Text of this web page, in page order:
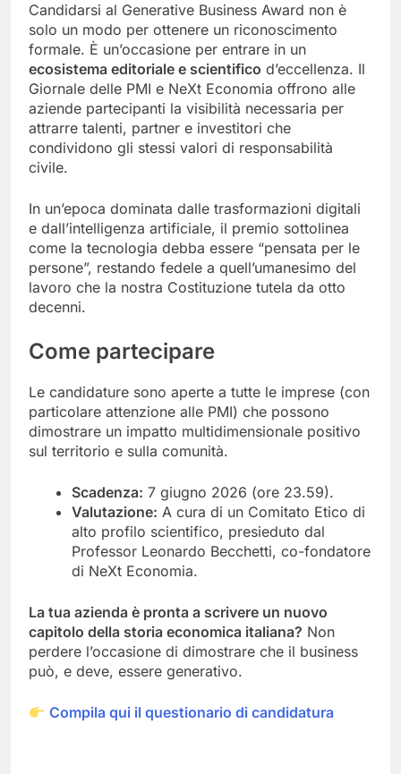
Candidarsi al Generative Business Award non è
solo un modo per ottenere un riconoscimento
formale. È un’occasione per entrare in un
ecosistema editoriale e scientifico d’eccellenza. Il
Giornale delle PMI e NeXt Economia offrono alle
aziende partecipanti la visibilità necessaria per
attrarre talenti, partner e investitori che
condividono gli stessi valori di responsabilità
civile.
In un’epoca dominata dalle trasformazioni digitali
e dall’intelligenza artificiale, il premio sottolinea
come la tecnologia debba essere “pensata per le
persone”, restando fedele a quell’umanesimo del
lavoro che la nostra Costituzione tutela da otto
decenni.
Come partecipare
Le candidature sono aperte a tutte le imprese (con
particolare attenzione alle PMI) che possono
dimostrare un impatto multidimensionale positivo
sul territorio e sulla comunità.
Scadenza: 7 giugno 2026 (ore 23.59).
Valutazione: A cura di un Comitato Etico di
alto profilo scientifico, presieduto dal
Professor Leonardo Becchetti, co-fondatore
di NeXt Economia.
La tua azienda è pronta a scrivere un nuovo
capitolo della storia economica italiana? Non
perdere l’occasione di dimostrare che il business
può, e deve, essere generativo.
Compila qui il questionario di candidatura